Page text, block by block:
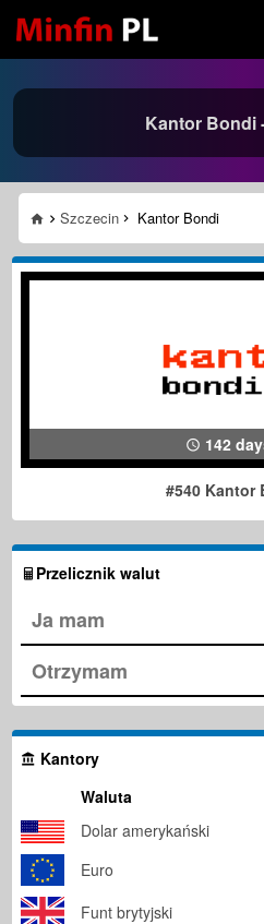
Kantor Bondi
Szczecin Kantor Bondi
142
#540 Kantor
Przelicznik walut
Kantory
Waluta
Dolar amerykański
Euro
Funt brytyjski